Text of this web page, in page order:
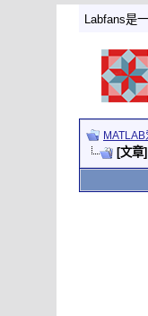
Labfans是
[文章